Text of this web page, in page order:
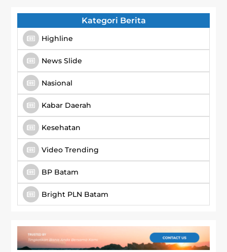
Kategori Berita
Highline
News Slide
Nasional
Kabar Daerah
Kesehatan
Video Trending
BP Batam
Bright PLN Batam